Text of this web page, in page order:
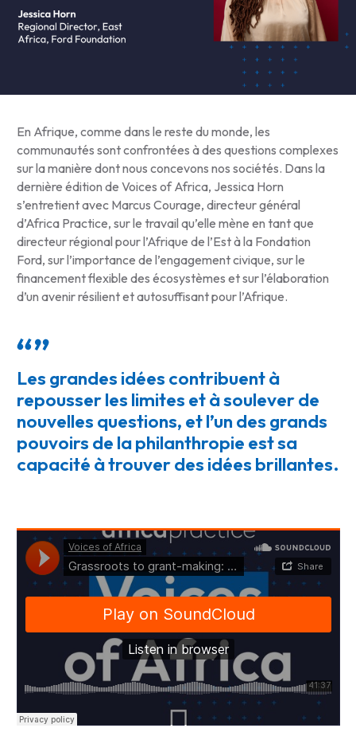
En Afrique, comme dans le reste du monde, les
communautés sont confrontées à des questions complexes
sur la manière dont nous concevons nos sociétés. Dans la
dernière édition de Voices of Africa, Jessica Horn
s’entretient avec Marcus Courage, directeur général
d’Africa Practice, sur le travail qu’elle mène en tant que
directeur régional pour l’Afrique de l’Est à la Fondation
Ford, sur l’importance de l’engagement civique, sur le
financement flexible des écosystèmes et sur l’élaboration
d’un avenir résilient et autosuffisant pour l’Afrique.
Les grandes idées contribuent à
repousser les limites et à soulever de
nouvelles questions, et l’un des grands
pouvoirs de la philanthropie est sa
capacité à trouver des idées brillantes.